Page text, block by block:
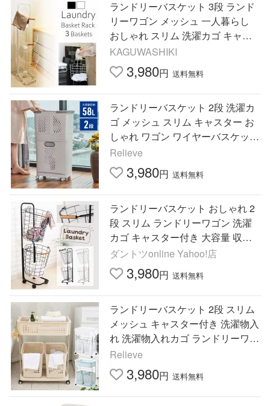
ランドリーバスケット 3段 ランド
リーワゴン メッシュ 一人暮らし
おしゃれ スリム 洗濯カゴ キャス
ター付き 大容量 収納ラック ワイ
ヤー 脱衣カゴ 引っかけ式
KAGUWASHIKI
3,980円 送料無料
ランドリーバスケット 2段 洗濯カ
ゴ メッシュ スリム キャスター お
しゃれ ワゴン ワイヤーバスケット
ランドリーワゴン ランドリーラッ
ク 収納
Relieve
3,980円 送料無料
ランドリーバスケット おしゃれ 2
段 スリム ランドリーワゴン 洗濯
カゴ キャスター付き 大容量 収納
ラック ワイヤー メッシュ 脱衣カ
ゴ 爆買
ダントツonline Yahoo!店
3,980円 送料無料
ランドリーバスケット 2段 スリム
メッシュ キャスター付き 洗濯物入
れ 洗濯物入れカゴ ランドリーワゴ
ン2段 脱衣かご ワイヤー バスケッ
ト 収納 おしゃれ 洗濯
Relieve
3,980円 送料無料